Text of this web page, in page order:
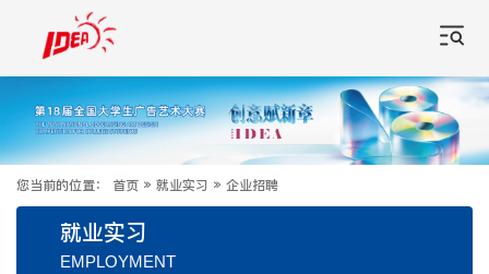
您当前的位置： 首页 » 就业实习 » 企业招聘
就业实习
EMPLOYMENT